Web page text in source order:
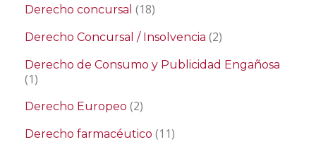
Derecho concursal (18)
Derecho Concursal / Insolvencia (2)
Derecho de Consumo y Publicidad Engañosa
(1)
Derecho Europeo (2)
Derecho farmacéutico (11)